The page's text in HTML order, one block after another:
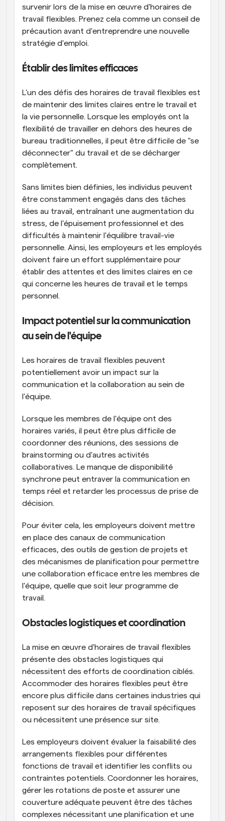
survenir lors de la mise en œuvre d'horaires de
travail flexibles. Prenez cela comme un conseil de
précaution avant d'entreprendre une nouvelle
stratégie d'emploi.
Établir des limites efficaces
L'un des défis des horaires de travail flexibles est
de maintenir des limites claires entre le travail et
la vie personnelle. Lorsque les employés ont la
flexibilité de travailler en dehors des heures de
bureau traditionnelles, il peut être difficile de "se
déconnecter" du travail et de se décharger
complètement.
Sans limites bien définies, les individus peuvent
être constamment engagés dans des tâches
liées au travail, entraînant une augmentation du
stress, de l'épuisement professionnel et des
difficultés à maintenir l'équilibre travail-vie
personnelle. Ainsi, les employeurs et les employés
doivent faire un effort supplémentaire pour
établir des attentes et des limites claires en ce
qui concerne les heures de travail et le temps
personnel.
Impact potentiel sur la communication
au sein de l'équipe
Les horaires de travail flexibles peuvent
potentiellement avoir un impact sur la
communication et la collaboration au sein de
l'équipe.
Lorsque les membres de l'équipe ont des
horaires variés, il peut être plus difficile de
coordonner des réunions, des sessions de
brainstorming ou d'autres activités
collaboratives. Le manque de disponibilité
synchrone peut entraver la communication en
temps réel et retarder les processus de prise de
décision.
Pour éviter cela, les employeurs doivent mettre
en place des canaux de communication
efficaces, des outils de gestion de projets et
des mécanismes de planification pour permettre
une collaboration efficace entre les membres de
l'équipe, quelle que soit leur programme de
travail.
Obstacles logistiques et coordination
La mise en œuvre d'horaires de travail flexibles
présente des obstacles logistiques qui
nécessitent des efforts de coordination ciblés.
Accommoder des horaires flexibles peut être
encore plus difficile dans certaines industries qui
reposent sur des horaires de travail spécifiques
ou nécessitent une présence sur site.
Les employeurs doivent évaluer la faisabilité des
arrangements flexibles pour différentes
fonctions de travail et identifier les conflits ou
contraintes potentiels. Coordonner les horaires,
gérer les rotations de poste et assurer une
couverture adéquate peuvent être des tâches
complexes nécessitant une planification et une